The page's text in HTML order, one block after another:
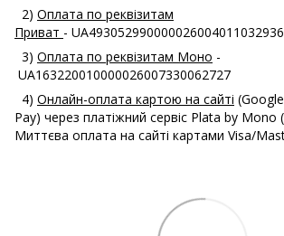
2) Оплата по реквізитам
Приват - UA493052990000026004011032936
3) Оплата по реквізитам Моно -
UA163220010000026007330062727
4) Онлайн-оплата картою на сайті
Pay) через платіжний сервіс Plata by Mono
Миттєва оплата на сайті картами Visa/